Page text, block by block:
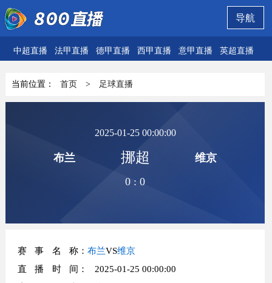
导航
中超直播 法甲直播 德甲直播 西甲直播 意甲直播 英超直播
当前位置： 首页 > 足球直播
布兰
2025-01-25 00:00:00
挪超
0 :0
维京
赛事名称： 布兰VS维京
直播时间 ： 2025-01-25 00:00:00